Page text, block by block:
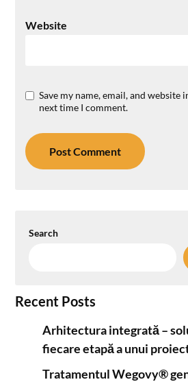
Website
Save my name, email, and
next time I comment.
Search
Recent Posts
Arhitectura integrată –
fiecare etapă a unui
Tratamentul Wegovy®